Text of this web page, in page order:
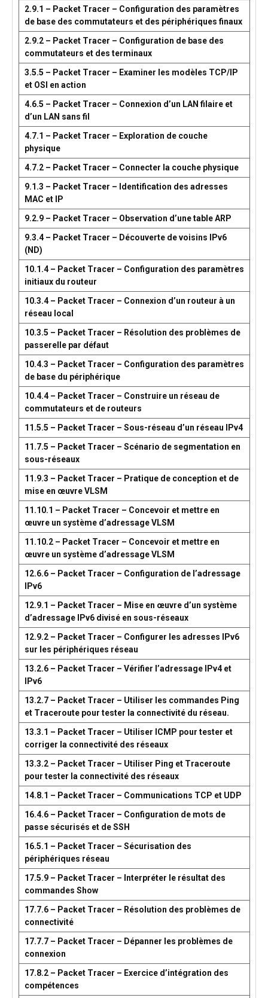
2.9.1 – Packet Tracer – Configuration des paramètres
de base des commutateurs et des périphériques finaux
2.9.2 – Packet Tracer – Configuration de base des
commutateurs et des terminaux
3.5.5 – Packet Tracer – Examiner les modèles TCP/IP
et OSI en action
4.6.5 – Packet Tracer – Connexion d’un LAN filaire et
d’un LAN sans fil
4.7.1 – Packet Tracer – Exploration de couche
physique
4.7.2 – Packet Tracer – Connecter la couche physique
9.1.3 – Packet Tracer – Identification des adresses
MAC et IP
9.2.9 – Packet Tracer – Observation d’une table ARP
9.3.4 – Packet Tracer – Découverte de voisins IPv6
(ND)
10.1.4 – Packet Tracer – Configuration des paramètres
initiaux du routeur
10.3.4 – Packet Tracer – Connexion d’un routeur à un
réseau local
10.3.5 – Packet Tracer – Résolution des problèmes de
passerelle par défaut
10.4.3 – Packet Tracer – Configuration des paramètres
de base du périphérique
10.4.4 – Packet Tracer – Construire un réseau de
commutateurs et de routeurs
11.5.5 – Packet Tracer – Sous-réseau d’un réseau IPv4
11.7.5 – Packet Tracer – Scénario de segmentation en
sous-réseaux
11.9.3 – Packet Tracer – Pratique de conception et de
mise en œuvre VLSM
11.10.1 – Packet Tracer – Concevoir et mettre en
œuvre un système d’adressage VLSM
11.10.2 – Packet Tracer – Concevoir et mettre en
œuvre un système d’adressage VLSM
12.6.6 – Packet Tracer – Configuration de l’adressage
IPv6
12.9.1 – Packet Tracer – Mise en œuvre d’un système
d’adressage IPv6 divisé en sous-réseaux
12.9.2 – Packet Tracer – Configurer les adresses IPv6
sur les périphériques réseau
13.2.6 – Packet Tracer – Vérifier l’adressage IPv4 et
IPv6
13.2.7 – Packet Tracer – Utiliser les commandes Ping
et Traceroute pour tester la connectivité du réseau.
13.3.1 – Packet Tracer – Utiliser ICMP pour tester et
corriger la connectivité des réseaux
13.3.2 – Packet Tracer – Utiliser Ping et Traceroute
pour tester la connectivité des réseaux
14.8.1 – Packet Tracer – Communications TCP et UDP
16.4.6 – Packet Tracer – Configuration de mots de
passe sécurisés et de SSH
16.5.1 – Packet Tracer – Sécurisation des
périphériques réseau
17.5.9 – Packet Tracer – Interpréter le résultat des
commandes Show
17.7.6 – Packet Tracer – Résolution des problèmes de
connectivité
17.7.7 – Packet Tracer – Dépanner les problèmes de
connexion
17.8.2 – Packet Tracer – Exercice d’intégration des
compétences